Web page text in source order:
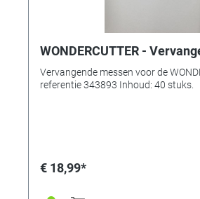
WONDERCUTTER -
Vervangende messen voor de
referentie 343893 Inhoud: 40 stuks.
€ 18,99*